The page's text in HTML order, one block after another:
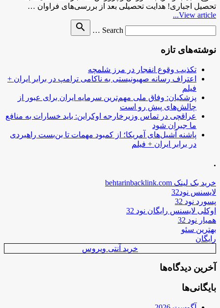
تحصیل اجباری! هدایت تحصیلی بعد از بررسی‌های فراوان …
View article...
Search …
search
نوشته‌های تازه
تکذیب وقوع انفجار در مرز شلمچه
اعتراف رسانه صهیونیستی به ناکامی ترامپ در برابر ایران +
فیلم
پزشکیان: وفاق ملی مهم‌ترین سرمایه ایران برای عبور از
چالش‌های پیش رو است
عراقچی در تماس وزیرخارجه اوکراین: باید خسارات به منافع
ما جبران شود
پاشنه آشیل‌های آمریکا؛ از کمبود مهمات تا بن‌بست راهبردی
در برابر ایران + فیلم
.
خرید بک لینک behtarinbacklink.com
لایسنس نود32
پسورد نود 32
اوکلی لایسنس رایگان نود 32
همیار نود 32
بهترین سئو
رایگان
خرید آنتی ویروس
آخرین دیدگاه‌ها
بایگانی‌ها